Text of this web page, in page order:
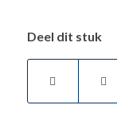
Deel dit stuk